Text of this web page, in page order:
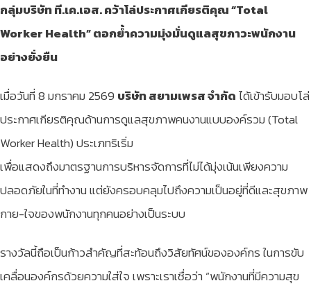
กลุ่มบริษัท ที.เค.เอส. คว้าโล่ประกาศเกียรติคุณ “Total
Worker Health” ตอกย้ำความมุ่งมั่นดูแลสุขภาวะพนักงาน
อย่างยั่งยืน
เมื่อวันที่ 8 มกราคม 2569 บริษัท สยามเพรส จำกัดได้เข้ารับมอบโล่
ประกาศเกียรติคุณด้านการดูแลสุขภาพคนงานแบบองค์รวม (Total
Worker Health) ประเภทริเริ่ม
เพื่อแสดงถึงมาตรฐานการบริหารจัดการที่ไม่ได้มุ่งเน้นเพียงความ
ปลอดภัยในที่ทำงาน แต่ยังครอบคลุมไปถึงความเป็นอยู่ที่ดีและสุขภาพ
กาย-ใจของพนักงานทุกคนอย่างเป็นระบบ
รางวัลนี้ถือเป็นก้าวสำคัญที่สะท้อนถึงวิสัยทัศน์ขององค์กร ในการขับ
เคลื่อนองค์กรด้วยความใส่ใจ เพราะเราเชื่อว่า “พนักงานที่มีความสุข